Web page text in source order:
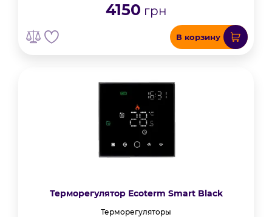
4150 грн
В корзину
Терморегулятор Ecoterm Smart Black
Терморегуляторы